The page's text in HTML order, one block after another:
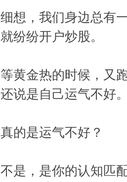
细想，我们身边总有
就纷纷开户炒股。
等黄金热的时候，又
还说是自己运气不好
真的是运气不好？
不是，是你的认知匹